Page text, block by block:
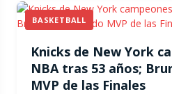
BASKETBALL
Knicks de New York
NBA tras 53 años;
MVP de las Finales